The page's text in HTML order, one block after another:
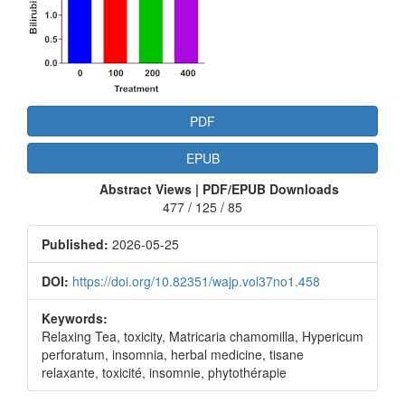
PDF
EPUB
Abstract Views | PDF/EPUB Downloads
477 / 125 / 85
Published: 2026-05-25
DOI: https://doi.org/10.82351/wajp.vol37no1.458
Keywords:
Relaxing Tea, toxicity, Matricaria chamomilla, Hypericum
perforatum, insomnia, herbal medicine, tisane
relaxante, toxicité, insomnie, phytothérapie